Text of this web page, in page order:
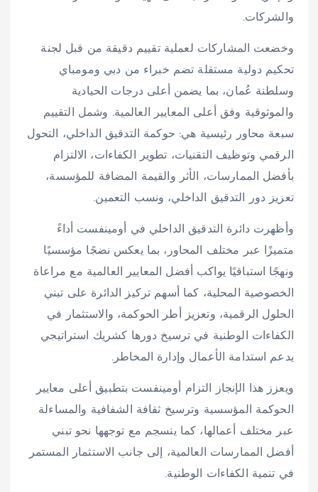
والشركات.
وخضعت المشاركات لعملية تقييم دقيقة من قبل لجنة
تحكيم دولية مستقلة تضم خبراء من دبي ومومباي
وسلطنة عُمان، بما يضمن أعلى درجات الحيادية
والموثوقية وفق أعلى المعايير العالمية. وشمل التقييم
سبعة محاور رئيسية هي: حوكمة التدقيق الداخلي، التحول
الرقمي وتوظيف التقنيات، تطوير الكفاءات، الالتزام
بأفضل الممارسات، الأثر والقيمة المضافة للمؤسسة،
تعزيز دور التدقيق الداخلي، ونسب التعمين.
وأظهرت دائرة التدقيق الداخلي في أومينفست أداءً
متميزًا عبر مختلف المحاور، بما يعكس نضجًا مؤسسيًا
ونهجًا استباقيًا يواكب أفضل المعايير العالمية مع مراعاة
الخصوصية المحلية، كما أسهم تركيز الدائرة على تبني
الحلول الرقمية، وتعزيز أطر الحوكمة، والاستثمار في
الكفاءات الوطنية في ترسيخ دورها كشريك استراتيجي
يدعم استدامة الأعمال وإدارة المخاطر.
ويعزز هذا الإنجاز التزام أومينفست بتطبيق أعلى معايير
الحوكمة المؤسسية وترسيخ ثقافة الشفافية والمساءلة
عبر مختلف أعمالها، كما ينسجم مع توجهها نحو تبني
أفضل الممارسات العالمية، إلى جانب الاستثمار المستمر
في تنمية الكفاءات الوطنية.